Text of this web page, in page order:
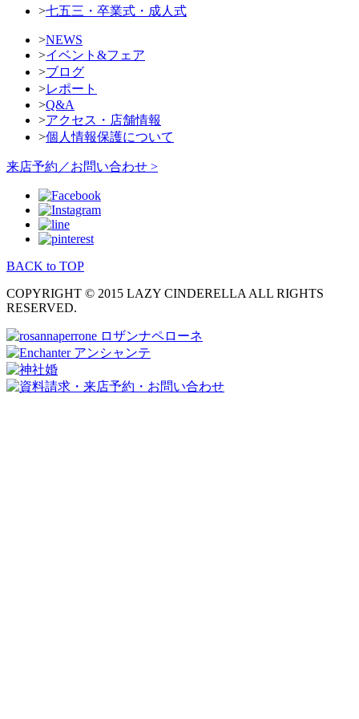
>七五三・卒業式・成人式
>NEWS
>イベント&フェア
>ブログ
>レポート
>Q&A
>アクセス・店舗情報
>個人情報保護について
来店予約／お問い合わせ >
BACK to TOP
COPYRIGHT © 2015 LAZY CINDERELLA ALL RIGHTS
RESERVED.